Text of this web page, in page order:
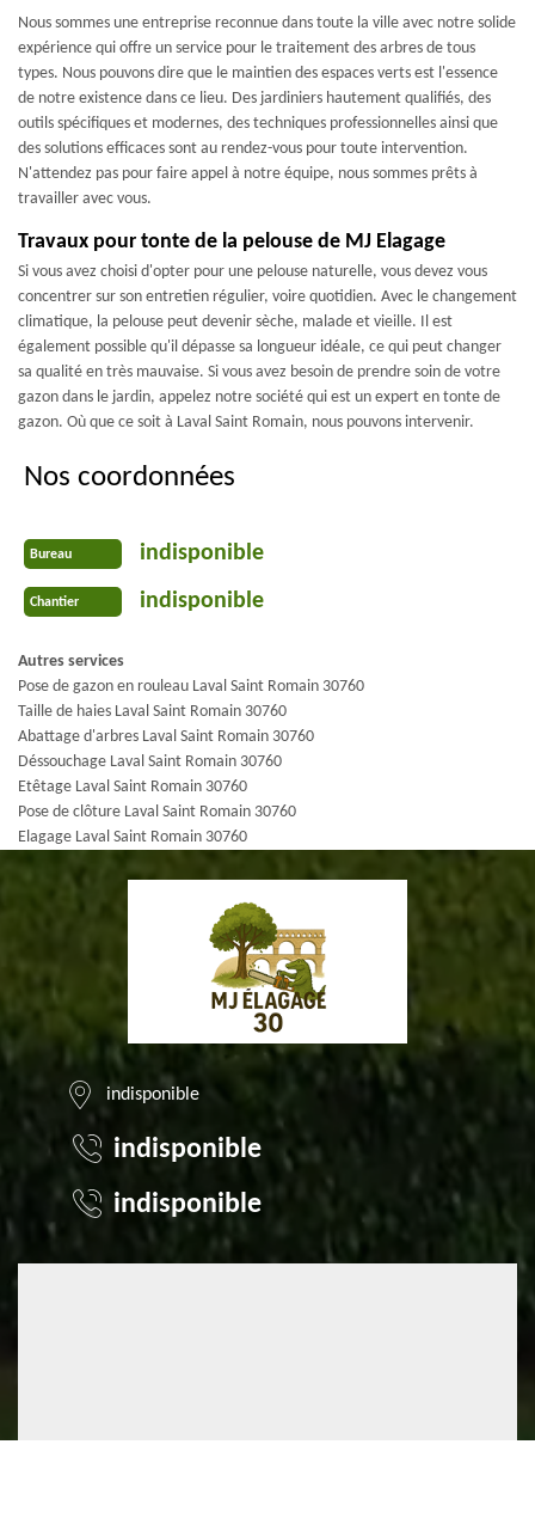
Nous sommes une entreprise reconnue dans toute la ville avec notre solide
expérience qui offre un service pour le traitement des arbres de tous
types. Nous pouvons dire que le maintien des espaces verts est l'essence
de notre existence dans ce lieu. Des jardiniers hautement qualifiés, des
outils spécifiques et modernes, des techniques professionnelles ainsi que
des solutions efficaces sont au rendez-vous pour toute intervention.
N'attendez pas pour faire appel à notre équipe, nous sommes prêts à
travailler avec vous.
Travaux pour tonte de la pelouse de MJ Elagage
Si vous avez choisi d'opter pour une pelouse naturelle, vous devez vous
concentrer sur son entretien régulier, voire quotidien. Avec le changement
climatique, la pelouse peut devenir sèche, malade et vieille. Il est
également possible qu'il dépasse sa longueur idéale, ce qui peut changer
sa qualité en très mauvaise. Si vous avez besoin de prendre soin de votre
gazon dans le jardin, appelez notre société qui est un expert en tonte de
gazon. Où que ce soit à Laval Saint Romain, nous pouvons intervenir.
Nos coordonnées
Bureau indisponible
Chantier indisponible
Autres services
Pose de gazon en rouleau Laval Saint Romain 30760
Taille de haies Laval Saint Romain 30760
Abattage d'arbres Laval Saint Romain 30760
Déssouchage Laval Saint Romain 30760
Etêtage Laval Saint Romain 30760
Pose de clôture Laval Saint Romain 30760
Elagage Laval Saint Romain 30760
indisponible
indisponible
indisponible